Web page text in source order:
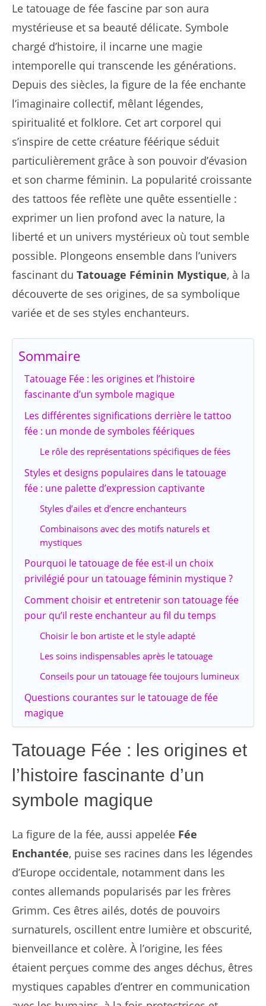
Le tatouage de fée fascine par son aura
mystérieuse et sa beauté délicate. Symbole
chargé d’histoire, il incarne une magie
intemporelle qui transcende les générations.
Depuis des siècles, la figure de la fée enchante
l’imaginaire collectif, mêlant légendes,
spiritualité et folklore. Cet art corporel qui
s’inspire de cette créature féérique séduit
particulièrement grâce à son pouvoir d’évasion
et son charme féminin. La popularité croissante
des tattoos fée reflète une quête essentielle :
exprimer un lien profond avec la nature, la
liberté et un univers mystérieux où tout semble
possible. Plongeons ensemble dans l’univers
fascinant du Tatouage Féminin Mystique, à la
découverte de ses origines, de sa symbolique
variée et de ses styles enchanteurs.
Sommaire
Tatouage Fée : les origines et l’histoire
fascinante d’un symbole magique
Les différentes significations derrière le tattoo
fée : un monde de symboles féériques
Le rôle des représentations spécifiques de fées
Styles et designs populaires dans le tatouage
fée : une palette d’expression captivante
Styles d’ailes et d’encre enchanteurs
Combinaisons avec des motifs naturels et
mystiques
Pourquoi le tatouage de fée est-il un choix
privilégié pour un tatouage féminin mystique ?
Comment choisir et entretenir son tatouage fée
pour qu’il reste enchanteur au fil du temps
Choisir le bon artiste et le style adapté
Les soins indispensables après le tatouage
Conseils pour un tatouage fée toujours lumineux
Questions courantes sur le tatouage de fée
magique
Tatouage Fée : les origines et
l’histoire fascinante d’un
symbole magique
La figure de la fée, aussi appelée Fée
Enchantée, puise ses racines dans les légendes
d’Europe occidentale, notamment dans les
contes allemands popularisés par les frères
Grimm. Ces êtres ailés, dotés de pouvoirs
surnaturels, oscillent entre lumière et obscurité,
bienveillance et colère. À l’origine, les fées
étaient perçues comme des anges déchus, êtres
mystiques capables d’entrer en communication